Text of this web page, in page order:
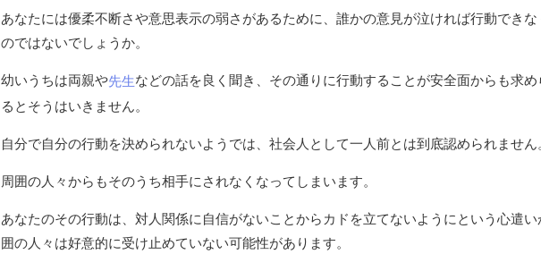
あなたには優柔不断さや意思表示の弱さがあるために、誰かの意見が泣ければ行動でき
のではないでしょうか。
幼いうちは両親や先生などの話を良く聞き、その通りに行動することが安全面からも求
るとそうはいきません。
自分で自分の行動を決められないようでは、社会人として一人前とは到底認められません
周囲の人々からもそのうち相手にされなくなってしまいます。
あなたのその行動は、対人関係に自信がないことからカドを立てないようにという心遣
囲の人々は好意的に受け止めていない可能性があります。